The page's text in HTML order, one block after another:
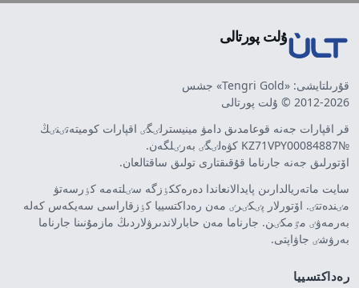
ۇلت پورتالى
قۇرىلتايشى: «Tengri Gold» جشس
2012-2026 © ۇلت پورتالى
قر اقپارات جەنە قوعامدىق دامۋ مينيسترلٸگٸ اقپارات كوميتەتٸنٸڭ
№KZ71VPY00084887 كۋەلٸگٸ بەرٸلگەن.
اۆتورلىق جەنە جارناما قۇقىقتارى تولىق ساقتالعان.
سايت ماتەريالدارىن پايدالانعاندا دەرەككٶزگە سٸلتەمە كٶرسەتۋ
مٸندەتتٸ. اۆتورلار پٸكٸرٸ مەن رەداكتسييا كٶزقاراسى سەيكەس كەلە
بەرمەۋٸ مٷمكٸن. جارناما مەن حابارلاندىرۋلاردىڭ مازمۇنىنا جارناما
بەرۋشٸ جاۋاپتى.
رەداكتسييا